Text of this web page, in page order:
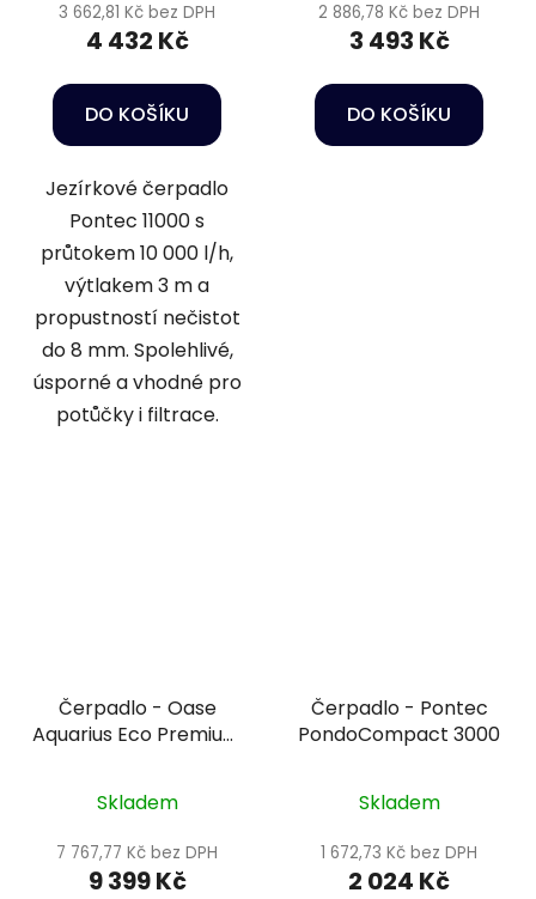
3 662,81 Kč bez DPH
4 432 Kč
DO KOŠÍKU
Jezírkové čerpadlo
Pontec 11000 s
průtokem 10 000 l/h,
výtlakem 3 m a
propustností nečistot
do 8 mm. Spolehlivé,
úsporné a vhodné pro
potůčky i filtrace.
2 886,78 Kč bez DPH
3 493 Kč
DO KOŠÍKU
Čerpadlo - Oase
Aquarius Eco Premium
Skladem
7 767,77 Kč bez DPH
9 399 Kč
Čerpadlo - Pontec
PondoCompact 3000
Skladem
1 672,73 Kč bez DPH
2 024 Kč